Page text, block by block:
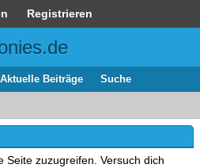
Registrieren
Aktuelle Beiträge Suche
Seite zuzugreifen. Versuch dich